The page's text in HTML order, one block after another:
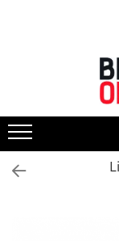
Unitate Protejata -
Hartie copiator si
tipografice
Produse
Detergenti si